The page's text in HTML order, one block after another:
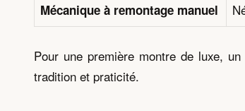
Mécanique à remontage manuel
Pour une première montre de luxe,
tradition et praticité.